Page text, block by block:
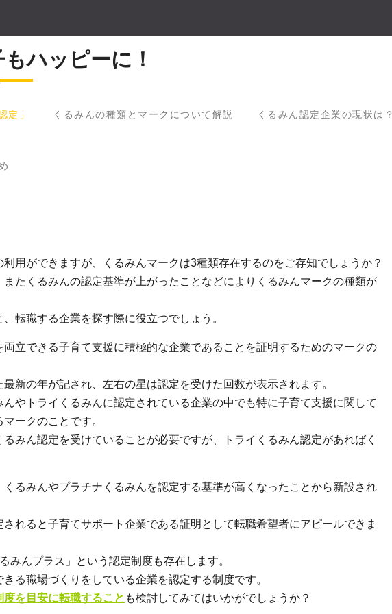
ハッピーに！
定」 くるみんの種類とマークについて解説 くるみん認定企業の現状は？
用ができますが、くるみんマークは3種類存在するのをご存知でしょうか？
たくるみんの認定基準が上がったことなどによりくるみんマークの種類が
転職する企業を探す際に役立つでしょう。
両立できる子育て支援に積極的な企業であることを証明するためのマークの
新の年が記され、左右の星は認定を受けた回数が表示されます。
んやトライくるみんに認定されている企業の中でも特に子育て支援に関して
ークのことです。
みん認定を受けていることが必要ですが、トライくるみん認定があればく
るみんやプラチナくるみんを認定する基準が高くなったことから新設され
れると子育てサポート企業である証明として転職希望者にアピールできま
みんプラス」という認定制度も存在します。
る職場づくりをしている企業を認定する制度です。
度を目安に転職すること も検討してみてはいかがでしょうか？